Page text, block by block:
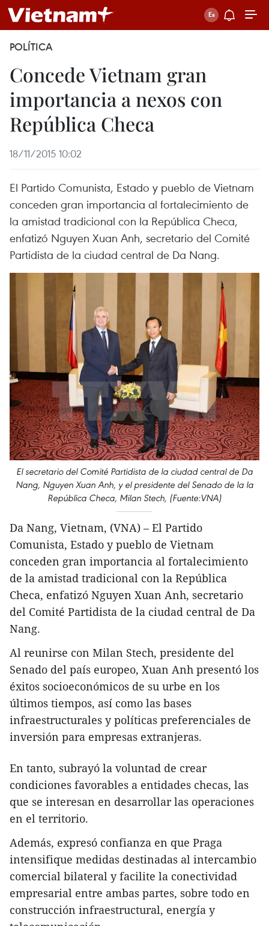
POLÍTICA
Concede Vietnam gran
importancia a nexos con
República Checa
18/11/2015 10:02
El Partido Comunista, Estado y pueblo de Vietnam
conceden gran importancia al fortalecimiento de
la amistad tradicional con la República Checa,
enfatizó Nguyen Xuan Anh, secretario del Comité
Partidista de la ciudad central de Da Nang.
El secretario del Comité Partidista de la ciudad central de Da
Nang, Nguyen Xuan Anh, y el presidente del Senado de la la
República Checa, Milan Stech, (Fuente:VNA)
Da Nang, Vietnam, (VNA) – El Partido
Comunista, Estado y pueblo de Vietnam
conceden gran importancia al fortalecimiento
de la amistad tradicional con la República
Checa, enfatizó Nguyen Xuan Anh, secretario
del Comité Partidista de la ciudad central de Da
Nang.
Al reunirse con Milan Stech, presidente del
Senado del país europeo, Xuan Anh presentó los
éxitos socioeconómicos de su urbe en los
últimos tiempos, así como las bases
infraestructurales y políticas preferenciales de
inversión para empresas extranjeras.
En tanto, subrayó la voluntad de crear
condiciones favorables a entidades checas, las
que se interesan en desarrollar las operaciones
en el territorio.
Además, expresó confianza en que Praga
intensifique medidas destinadas al intercambio
comercial bilateral y facilite la conectividad
empresarial entre ambas partes, sobre todo en
construcción infraestructural, energía y